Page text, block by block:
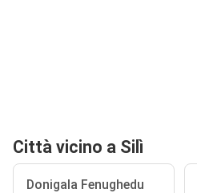
Città vicino a Silì
Donigala Fenughedu